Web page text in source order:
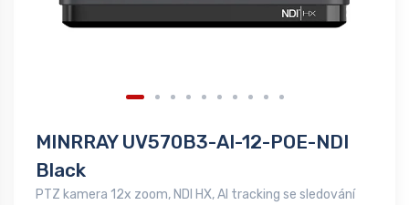
MINRRAY UV570B3-AI-12-POE-NDI
Black
PTZ kamera 12x zoom, NDI HX, AI tracking se sledování